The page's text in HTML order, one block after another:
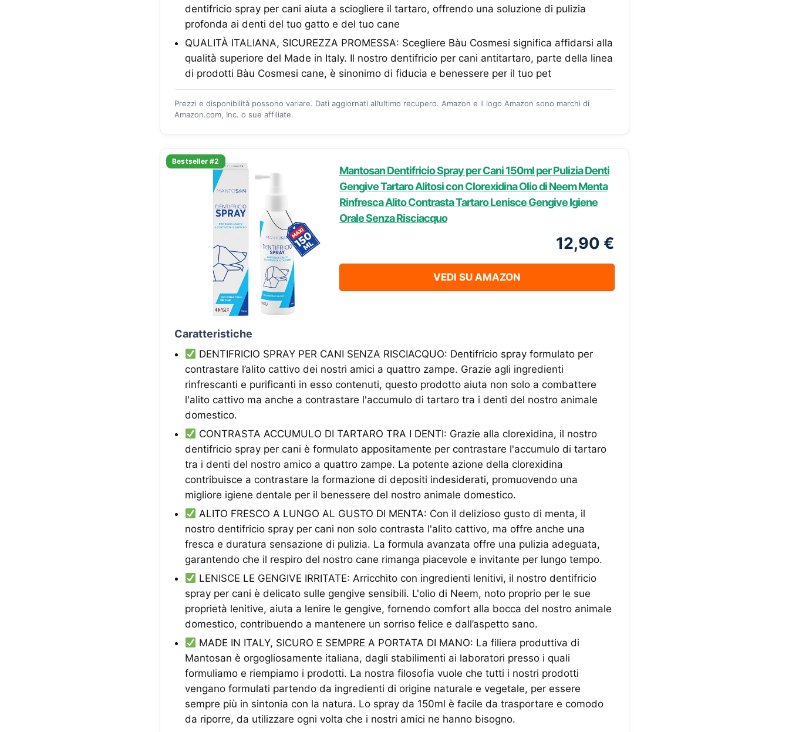
dentifricio spray per cani aiuta a sciogliere il tartaro, offrendo una soluzione di pulizia
profonda ai denti del tuo gatto e del tuo cane
QUALITÀ ITALIANA, SICUREZZA PROMESSA: Scegliere Bàu Cosmesi significa affidarsi alla
qualità superiore del Made in Italy. Il nostro dentifricio per cani antitartaro, parte della linea
di prodotti Bàu Cosmesi cane, è sinonimo di fiducia e benessere per il tuo pet
Prezzi e disponibilità possono variare. Dati aggiornati all’ultimo recupero. Amazon e il logo Amazon sono marchi di
Amazon.com, Inc. o sue affiliate.
Bestseller #2
Mantosan Dentifricio Spray per Cani 150ml per Pulizia Denti
Gengive Tartaro Alitosi con Clorexidina Olio di Neem Menta
Rinfresca Alito Contrasta Tartaro Lenisce Gengive Igiene
Orale Senza Risciacquo
12,90 €
VEDI SU AMAZON
Caratteristiche
DENTIFRICIO SPRAY PER CANI SENZA RISCIACQUO: Dentifricio spray formulato per
contrastare l’alito cattivo dei nostri amici a quattro zampe. Grazie agli ingredienti
rinfrescanti e purificanti in esso contenuti, questo prodotto aiuta non solo a combattere
l'alito cattivo ma anche a contrastare l'accumulo di tartaro tra i denti del nostro animale
domestico.
CONTRASTA ACCUMULO DI TARTARO TRA I DENTI: Grazie alla clorexidina, il nostro
dentifricio spray per cani è formulato appositamente per contrastare l'accumulo di tartaro
tra i denti del nostro amico a quattro zampe. La potente azione della clorexidina
contribuisce a contrastare la formazione di depositi indesiderati, promuovendo una
migliore igiene dentale per il benessere del nostro animale domestico.
ALITO FRESCO A LUNGO AL GUSTO DI MENTA: Con il delizioso gusto di menta, il
nostro dentifricio spray per cani non solo contrasta l'alito cattivo, ma offre anche una
fresca e duratura sensazione di pulizia. La formula avanzata offre una pulizia adeguata,
garantendo che il respiro del nostro cane rimanga piacevole e invitante per lungo tempo.
LENISCE LE GENGIVE IRRITATE: Arricchito con ingredienti lenitivi, il nostro dentifricio
spray per cani è delicato sulle gengive sensibili. L'olio di Neem, noto proprio per le sue
proprietà lenitive, aiuta a lenire le gengive, fornendo comfort alla bocca del nostro animale
domestico, contribuendo a mantenere un sorriso felice e dall’aspetto sano.
MADE IN ITALY, SICURO E SEMPRE A PORTATA DI MANO: La filiera produttiva di
Mantosan è orgogliosamente italiana, dagli stabilimenti ai laboratori presso i quali
formuliamo e riempiamo i prodotti. La nostra filosofia vuole che tutti i nostri prodotti
vengano formulati partendo da ingredienti di origine naturale e vegetale, per essere
sempre più in sintonia con la natura. Lo spray da 150ml è facile da trasportare e comodo
da riporre, da utilizzare ogni volta che i nostri amici ne hanno bisogno.